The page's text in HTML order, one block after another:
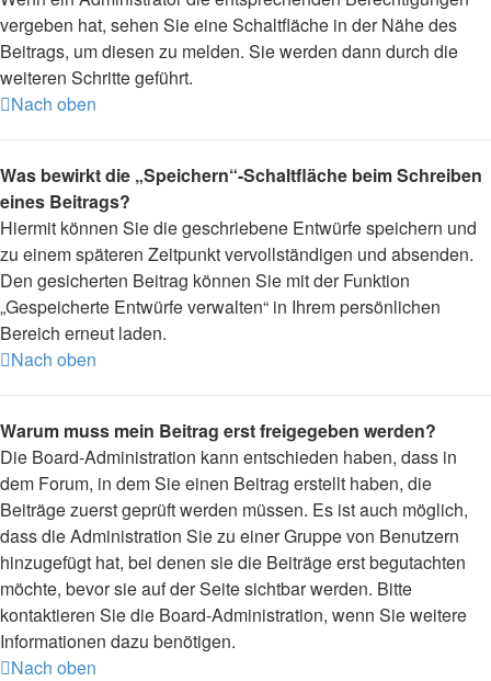
vergeben hat, sehen Sie eine Schaltfläche in der Nähe des
Beitrags, um diesen zu melden. Sie werden dann durch die
weiteren Schritte geführt.
Nach oben
Was bewirkt die „Speichern“-Schaltfläche beim Schreiben
eines Beitrags?
Hiermit können Sie die geschriebene Entwürfe speichern und
zu einem späteren Zeitpunkt vervollständigen und absenden.
Den gesicherten Beitrag können Sie mit der Funktion
„Gespeicherte Entwürfe verwalten“ in Ihrem persönlichen
Bereich erneut laden.
Nach oben
Warum muss mein Beitrag erst freigegeben werden?
Die Board-Administration kann entschieden haben, dass in
dem Forum, in dem Sie einen Beitrag erstellt haben, die
Beiträge zuerst geprüft werden müssen. Es ist auch möglich,
dass die Administration Sie zu einer Gruppe von Benutzern
hinzugefügt hat, bei denen sie die Beiträge erst begutachten
möchte, bevor sie auf der Seite sichtbar werden. Bitte
kontaktieren Sie die Board-Administration, wenn Sie weitere
Informationen dazu benötigen.
Nach oben